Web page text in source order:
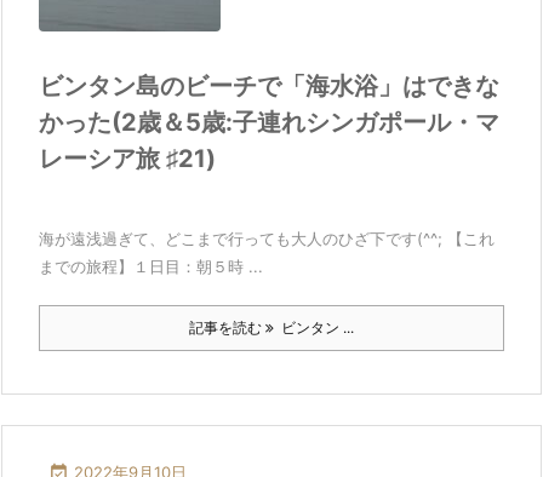
ビンタン島のビーチで「海水浴」はできな
かった(2歳＆5歳:子連れシンガポール・マ
レーシア旅 ♯21)
海が遠浅過ぎて、どこまで行っても大人のひざ下です(^^; 【これ
までの旅程】１日目：朝５時 ...
記事を読む ビンタン ...
 2022年9月10日